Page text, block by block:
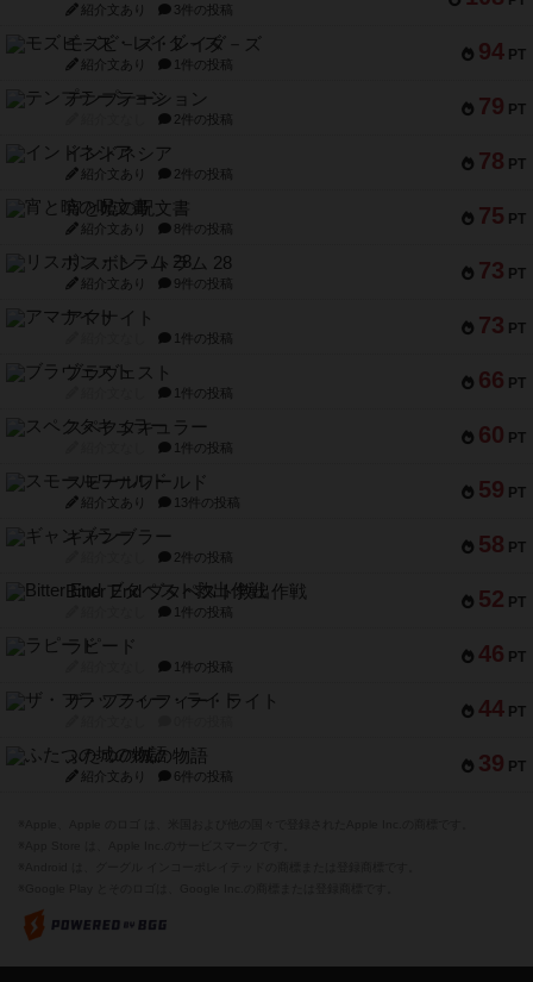
紹介文あり 3件の投稿
94 PT
モズビ－ズ・レイダ－ズ
紹介文あり 1件の投稿
79 PT
テンプテーション
2件の投稿
78 PT
インドネシア
紹介文あり 2件の投稿
75 PT
宵と暁の呪文書
紹介文あり 8件の投稿
73 PT
リスボン・トラム 28
紹介文あり 9件の投稿
73 PT
アマナイト
1件の投稿
66 PT
ブラヴェスト
1件の投稿
60 PT
スペクタキュラー
1件の投稿
59 PT
スモールワールド
紹介文あり 13件の投稿
58 PT
ギャンブラー
2件の投稿
52 PT
Bitter End ブタペスト救出作戦
1件の投稿
46 PT
ラピード
1件の投稿
44 PT
ザ・フラッフィー・ライト
39 PT
ふたつの城の物語
紹介文あり 6件の投稿